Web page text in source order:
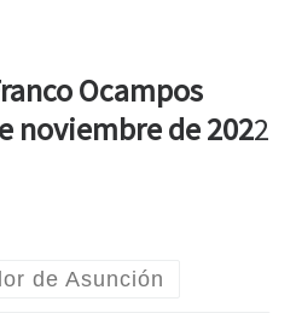
Ocampos
noviembre de 2022
de Asunción